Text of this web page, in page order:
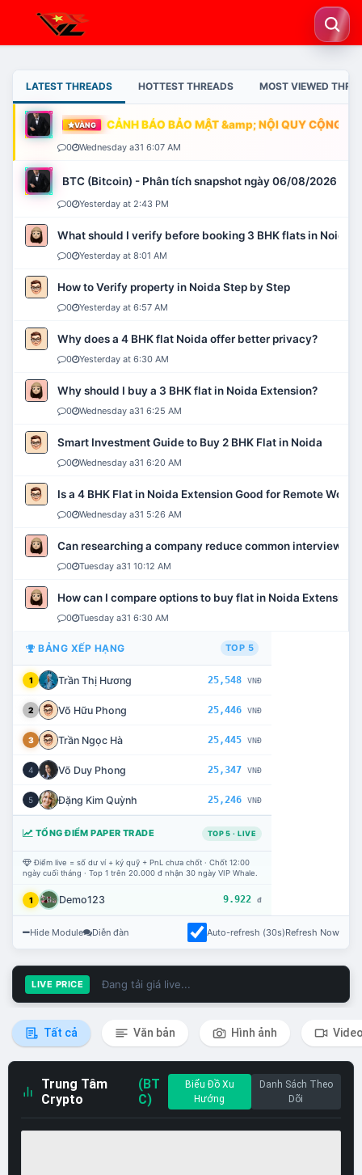
LATEST THREADS HOTTEST THREADS MOST VIEWED
VÀNG CẢNH BÁO BẢO MẬT &amp; NỘI QUY CỘNG
0 Wednesday a31 6:07 AM
BTC (Bitcoin) - Phân tích snapshot ngày 06/08/2026
0 Yesterday at 2:43 PM
What should I verify before booking 3 BHK flats in Noida?
0 Yesterday at 8:01 AM
How to Verify property in Noida Step by Step
0 Yesterday at 6:57 AM
Why does a 4 BHK flat Noida offer better privacy?
0 Yesterday at 6:30 AM
Why should I buy a 3 BHK flat in Noida Extension?
0 Wednesday a31 6:25 AM
Smart Investment Guide to Buy 2 BHK Flat in Noida
0 Wednesday a31 6:20 AM
Is a 4 BHK Flat in Noida Extension Good for Remote Work?
0 Wednesday a31 5:26 AM
Can researching a company reduce common interview
0 Tuesday a31 10:12 AM
How can I compare options to buy flat in Noida Extension?
0 Tuesday a31 6:30 AM
BẢNG XẾP HẠNG TOP 5
1 Trần Thị Hương 25,548 VNĐ
2 Võ Hữu Phong 25,446 VNĐ
3 Trần Ngọc Hà 25,445 VNĐ
4 Võ Duy Phong 25,347 VNĐ
5 Đặng Kim Quỳnh 25,246 VNĐ
TỔNG ĐIỂM PAPER TRADE TOP 5 · LIVE
Điểm live = số dư ví + ký quỹ + PnL chưa chốt · Chốt 12:00
ngày cuối tháng · Top 1 trên 20.000 đ nhận 30 ngày VIP Whale.
1 Demo123 9.922 đ
Hide Module Diễn đàn Auto-refresh (30s)Refresh Now
LIVE PRICE Đang tải giá live...
Tất cả Văn bản Hình ảnh
Trung Tâm
Crypto
(BT
C)
Biểu Đồ Xu
Hướng
Danh Sách Theo
Dõi